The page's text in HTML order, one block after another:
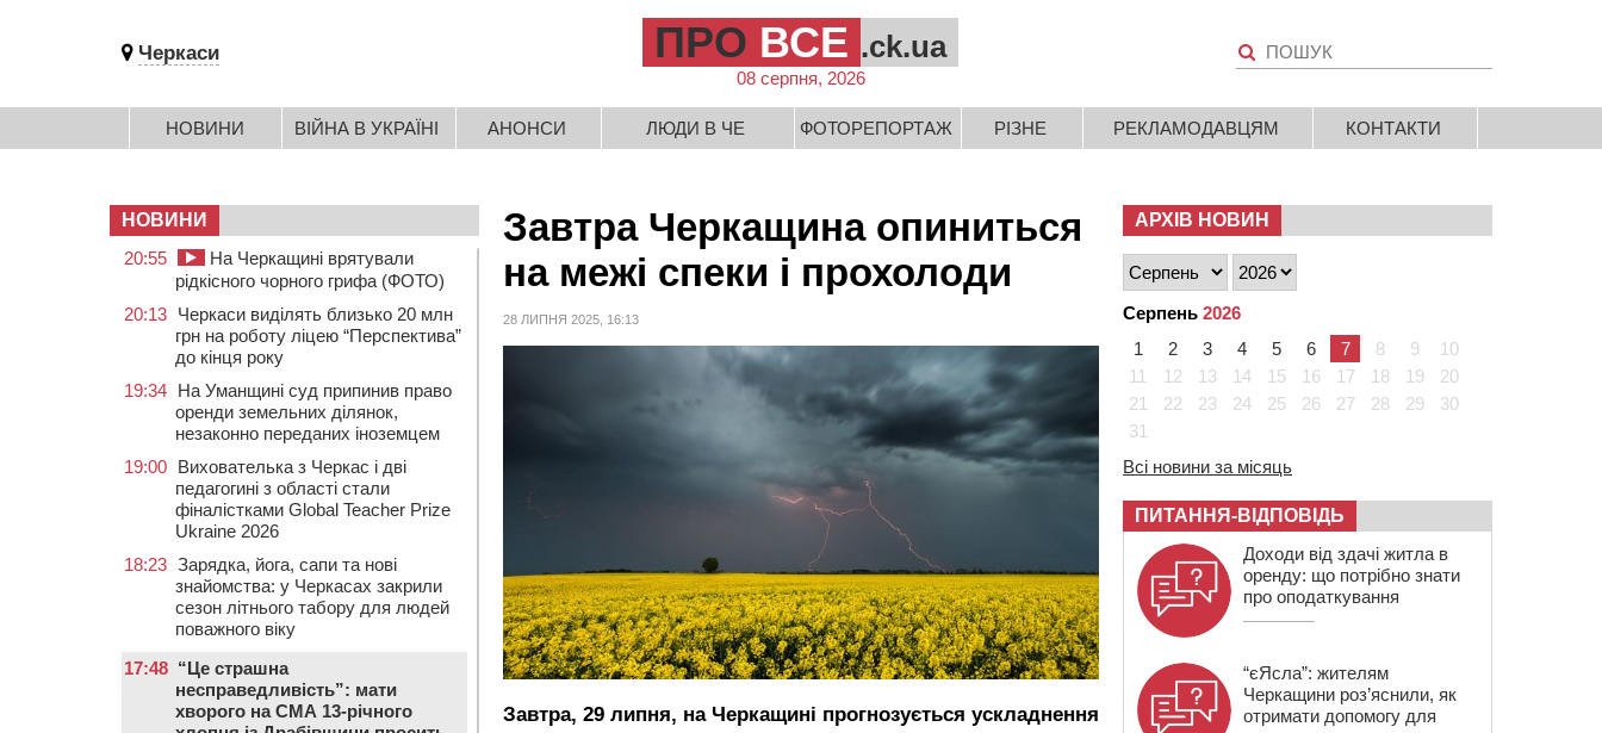
Черкаси ПРО ВСЕ .ck.ua
08 серпня, 2026
НОВИНИ ВІЙНА В УКРАЇНІ АНОНСИ ЛЮДИ В ЧЕ ФОТОРЕПОРТАЖ РІЗНЕ РЕКЛАМОДАВЦЯМ КОНТАКТИ
Завтра Черкащина опиниться
на межі спеки і прохолоди
28 ЛИПНЯ 2025, 16:13
Завтра, 29 липня, на Черкащині прогнозується ускладнення
НОВИНИ
20:55
На Черкащині врятували
рідкісного чорного грифа (ФОТО)
20:13 Черкаси виділять близько 20 млн
грн на роботу ліцею “Перспектива”
до кінця року
19:34 На Уманщині суд припинив право
оренди земельних ділянок,
незаконно переданих іноземцем
19:00 Вихователька з Черкас і дві
педагогині з області стали
фіналістками Global Teacher Prize
Ukraine 2026
18:23 Зарядка, йога, сапи та нові
знайомства: у Черкасах закрили
сезон літнього табору для людей
поважного віку
17:48 “Це страшна
несправедливість”: мати
хворого на СМА 13-річного
АРХІВ НОВИН
Серпень 2026
1
2 3 4 5 6 7 8 9
10
11
12 13 14 15 16 17 18 19
20
21
22 23 24 25 26 27 28 29
30
31
Всі новини за місяць
ПИТАННЯ-ВІДПОВІДЬ
Доходи від здачі житла в
оренду: що потрібно знати
про оподаткування
“єЯсла”: жителям
Черкащини роз’яснили, як
отримати допомогу для